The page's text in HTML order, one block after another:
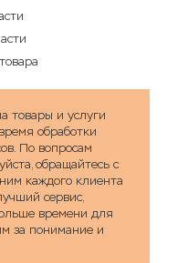
товары и услуги
обработки
По вопросам
обращайтесь с
каждого клиента
сервис,
времени для
за понимание и